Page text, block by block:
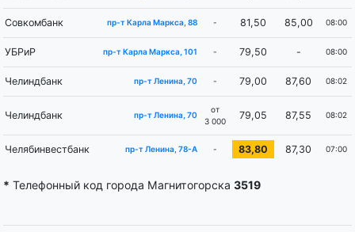
Совкомбанк пр-т Карла Маркса, 88 - 81,50 85,00 08:00
УБРиР пр-т Карла Маркса, 101 - 79,50 - 08:00
Челиндбанк пр-т Ленина, 70 - 79,00 87,60 08:02
Челиндбанк пр-т Ленина, 70
от
3 000
79,05 87,55 08:02
Челябинвестбанк пр-т Ленина, 78-А - 83,80 87,30 07:00
* Телефонный код города Магнитогорска 3519